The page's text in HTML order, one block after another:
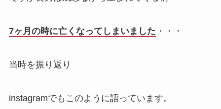
7ヶ月の時に亡くなってしまいました ・・・
当時を振り返り
instagramでもこのように語っています。